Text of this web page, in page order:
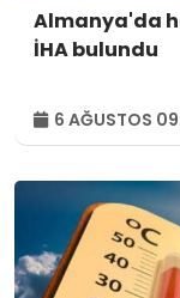
Almanya'da
İHA bulundu
6 AĞUSTOS